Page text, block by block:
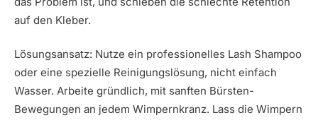
auf den Kleber.
Lösungsansatz: Nutze ein professionelles Lash Shampoo
oder eine spezielle Reinigungslösung, nicht einfach
Wasser. Arbeite gründlich, mit sanften Bürsten-
Bewegungen an jedem Wimpernkranz. Lass die Wimpern